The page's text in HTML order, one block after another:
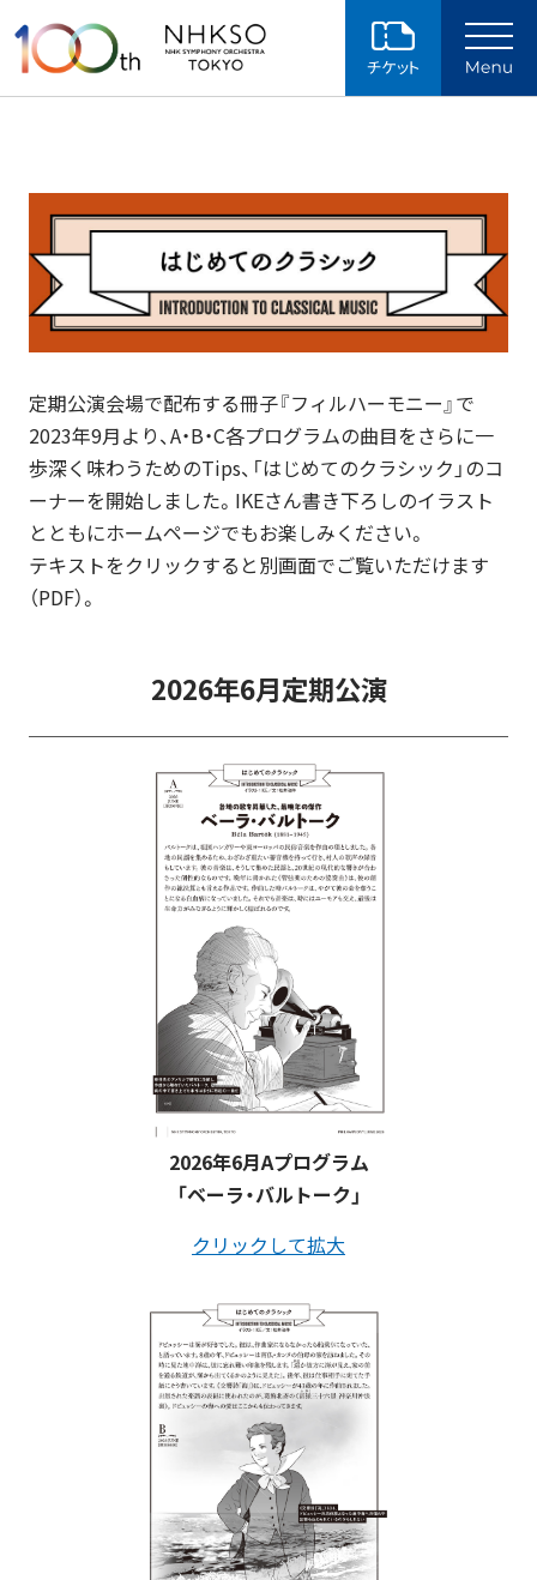
定期公演会場で配布する冊子『フィルハーモニー』で
2023年9月より、A・B・C各プログラムの曲目をさらに一
歩深く味わうためのTips、「はじめてのクラシック」のコ
ーナーを開始しました。IKEさん書き下ろしのイラスト
とともにホームページでもお楽しみください。
テキストをクリックすると別画面でご覧いただけます
（PDF）。
2026年6月定期公演
2026年6月Aプログラム
「ベーラ・バルトーク」
クリックして拡大